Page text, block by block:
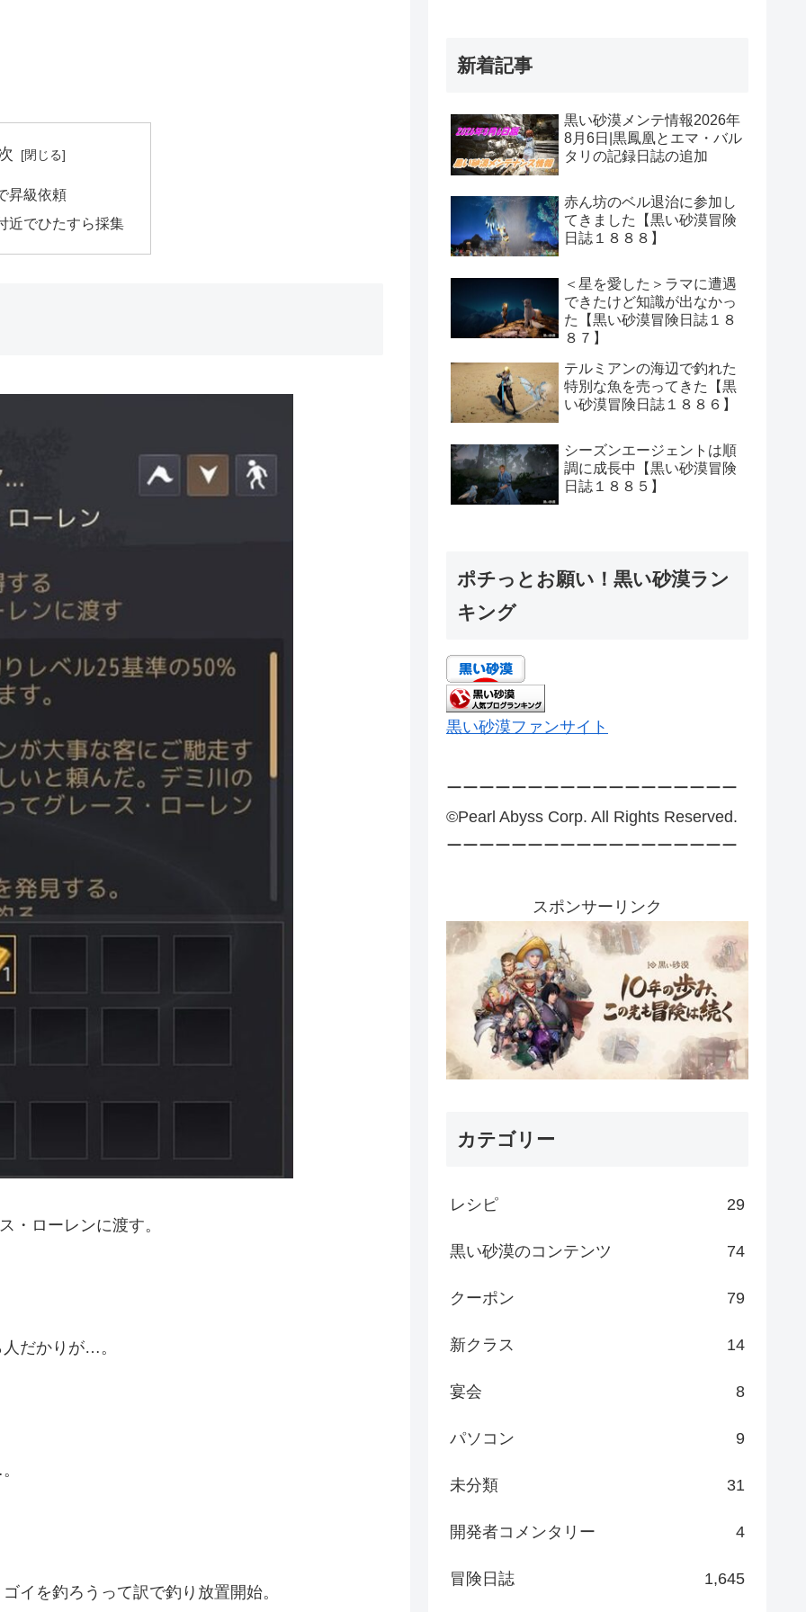
昇級依頼
近でひたすら採集
・ローレンに渡す。
だかりが…。
イを釣ろうって訳で釣り放置開始。
新着記事
黒い砂漠メンテ情報2026年
8月6日|黒鳳凰とエマ・バル
タリの記録日誌の追加
赤ん坊のベル退治に参加し
てきました【黒い砂漠冒険
日誌１８８８】
＜星を愛した＞ラマに遭遇
できたけど知識が出なかっ
た【黒い砂漠冒険日誌１８
８７】
テルミアンの海辺で釣れた
特別な魚を売ってきた【黒
い砂漠冒険日誌１８８６】
シーズンエージェントは順
調に成長中【黒い砂漠冒険
日誌１８８５】
ポチっとお願い！黒い砂漠ラン
キング
黒い砂漠ファンサイト
ーーーーーーーーーーーーーーーーーー
©Pearl Abyss Corp. All Rights Reserved.
ーーーーーーーーーーーーーーーーーー
スポンサーリンク
カテゴリー
レシピ 29
黒い砂漠のコンテンツ 74
クーポン 79
新クラス 14
宴会 8
パソコン 9
未分類 31
開発者コメンタリー 4
冒険日誌 1,645